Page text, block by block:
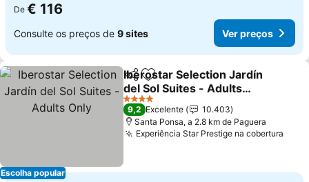
De € 116
Consulte os preços de 9 sites Ver preços
Escolha popular
PartilharAdicionar aos favoritos
Iberostar Selection Jardín
del Sol Suites - Adults
Only
4 Estrelas
9,2 Excelente
10.403
Santa Ponsa, a 2.8 km de Paguera
Experiência Star Prestige na cobertura